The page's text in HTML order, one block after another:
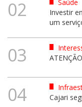
02
Saúde
Investir
um
03
04
Cajari